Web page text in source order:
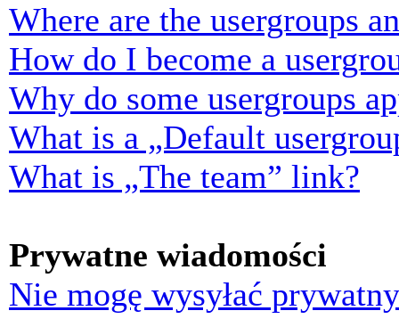
Where are the usergroups
How do I become a
Why do some usergroups
What is a „Default
What is „The team” link?
Prywatne wiadomości
Nie mogę wysyłać